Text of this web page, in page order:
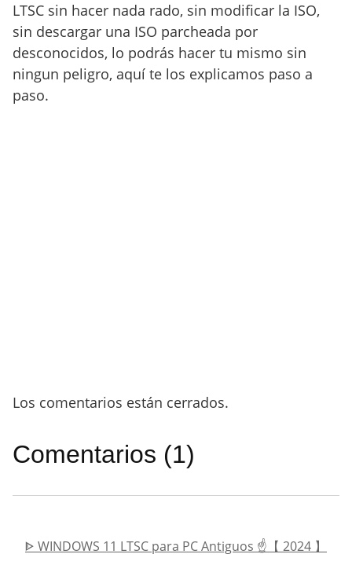
LTSC sin hacer nada rado, sin modificar la ISO,
sin descargar una ISO parcheada por
desconocidos, lo podrás hacer tu mismo sin
ningun peligro, aquí te los explicamos paso a
paso.
Los comentarios están cerrados.
Comentarios (1)
ᐈ WINDOWS 11 LTSC para PC Antiguos ☝️【 2024 】